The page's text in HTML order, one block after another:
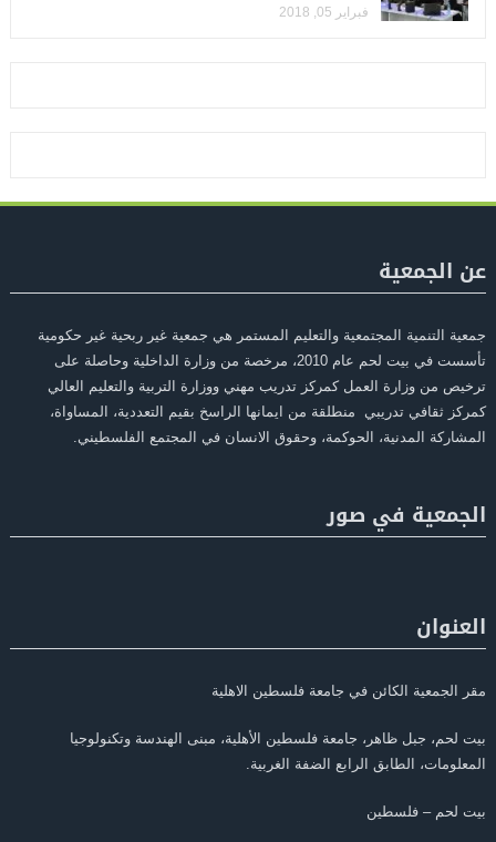
فبراير 05, 2018
عن الجمعية
جمعية التنمية المجتمعية والتعليم المستمر هي جمعية غير ربحية غير حكومية
تأسست في بيت لحم عام 2010، مرخصة من وزارة الداخلية وحاصلة على
ترخيص من وزارة العمل كمركز تدريب مهني ووزارة التربية والتعليم العالي
كمركز ثقافي تدريبي منطلقة من ايمانها الراسخ بقيم التعددية، المساواة،
المشاركة المدنية، الحوكمة، وحقوق الانسان في المجتمع الفلسطيني.
الجمعية في صور
العنوان
مقر الجمعية الكائن في جامعة فلسطين الاهلية
بيت لحم، جبل ظاهر، جامعة فلسطين الأهلية، مبنى الهندسة وتكنولوجيا
المعلومات، الطابق الرابع الضفة الغربية.
بيت لحم – فلسطين